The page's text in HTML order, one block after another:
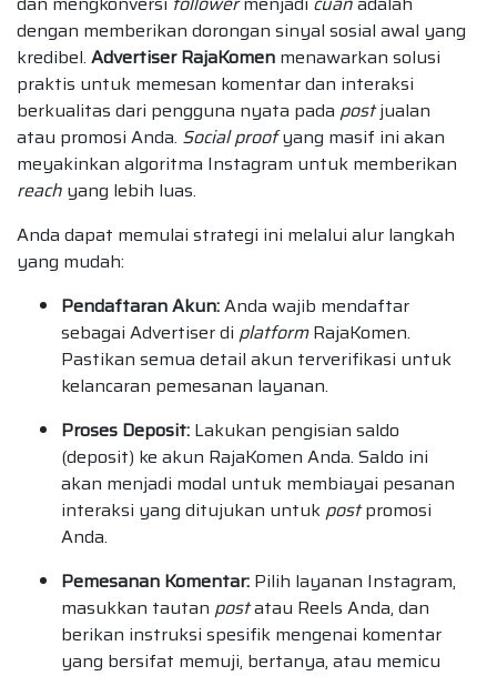
dengan memberikan dorongan sinyal sosial awal yang
kredibel. Advertiser RajaKomen menawarkan solusi
praktis untuk memesan komentar dan interaksi
berkualitas dari pengguna nyata pada postjualan
atau promosi Anda. Social proofyang masif ini akan
meyakinkan algoritma Instagram untuk memberikan
reach yang lebih luas.
Anda dapat memulai strategi ini melalui alur langkah
yang mudah:
Pendaftaran Akun:Anda wajib mendaftar
sebagai Advertiser di platformRajaKomen.
Pastikan semua detail akun terverifikasi untuk
kelancaran pemesanan layanan.
Proses Deposit: Lakukan pengisian saldo
(deposit) ke akun RajaKomen Anda. Saldo ini
akan menjadi modal untuk membiayai pesanan
interaksi yang ditujukan untuk postpromosi
Anda.
Pemesanan Komentar: Pilih layanan Instagram,
masukkan tautan postatau Reels Anda, dan
berikan instruksi spesifik mengenai komentar
yang bersifat memuji, bertanya, atau memicu